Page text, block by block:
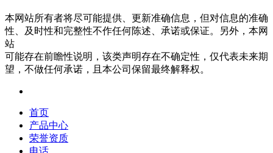
本网站所有者将尽可能提供、更新准确信息，但对信息的准确
性、及时性和完整性不作任何陈述、承诺或保证。另外，本网
站
可能存在前瞻性说明，该类声明存在不确定性，仅代表未来期
望，不做任何承诺，且本公司保留最终解释权。
首页
产品中心
荣誉资质
电话